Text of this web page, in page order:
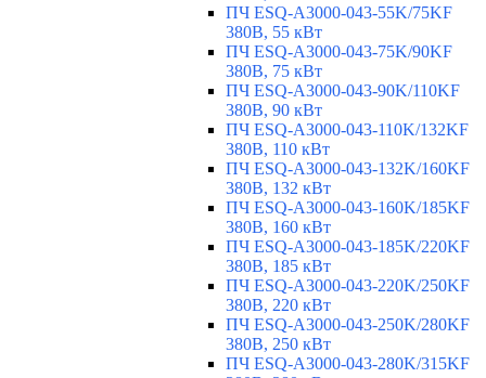
ПЧ ESQ-A3000-043-55K/75KF
380В, 55 кВт
ПЧ ESQ-A3000-043-75K/90KF
380В, 75 кВт
ПЧ ESQ-A3000-043-90K/110KF
380В, 90 кВт
ПЧ ESQ-A3000-043-110K/132KF
380В, 110 кВт
ПЧ ESQ-A3000-043-132K/160KF
380В, 132 кВт
ПЧ ESQ-A3000-043-160K/185KF
380В, 160 кВт
ПЧ ESQ-A3000-043-185K/220KF
380В, 185 кВт
ПЧ ESQ-A3000-043-220K/250KF
380В, 220 кВт
ПЧ ESQ-A3000-043-250K/280KF
380В, 250 кВт
ПЧ ESQ-A3000-043-280K/315KF